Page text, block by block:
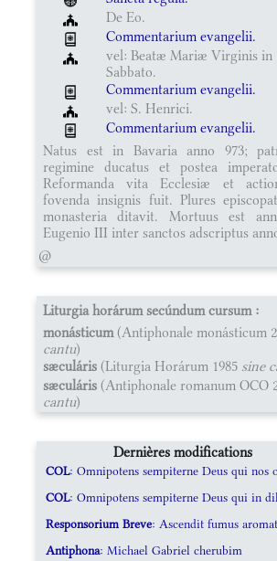
De Eo.
Commentarium evangelii.
vel: Beatæ Mariæ Virginis in
Sabbato.
Commentarium evangelii.
vel: S. Henrici.
Commentarium evangelii.
Natus est in Bavaria anno 973;
regimine ducatus et postea
Reformanda vita Ecclesiæ et
fovenda insignis fuit. Plures
monasteria ditavit. Mortuus est
Eugenio III inter sanctos adscriptus
@
Liturgia horárum secúndum cursum :
monásticum(Antiphonale monásticum
cantu)
sæculáris (Liturgia Horárum 1985 sine
sæculáris (Antiphonale romanum OCO
cantu)
Dernières modifications
COL: Omnipotens sempiterne Deus qui nos
COL: Omnipotens sempiterne Deus qui in
Responsorium Breve: Ascendit fumus
Antiphona: Michael Gabriel cherubim